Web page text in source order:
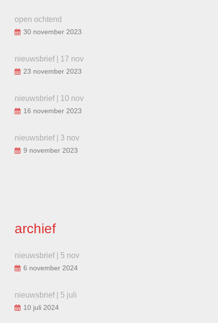
open ochtend
30 november 2023
nieuwsbrief | 17 nov
23 november 2023
nieuwsbrief | 10 nov
16 november 2023
nieuwsbrief | 3 nov
9 november 2023
archief
nieuwsbrief | 5 nov
6 november 2024
nieuwsbrief | 5 juli
10 juli 2024